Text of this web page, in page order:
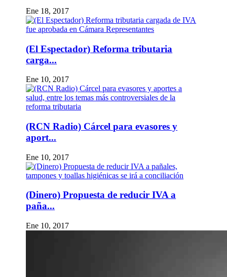
Ene 18, 2017
(El Espectador) Reforma tributaria
carga...
Ene 10, 2017
(RCN Radio) Cárcel para evasores y
aport...
Ene 10, 2017
(Dinero) Propuesta de reducir IVA a
paña...
Ene 10, 2017